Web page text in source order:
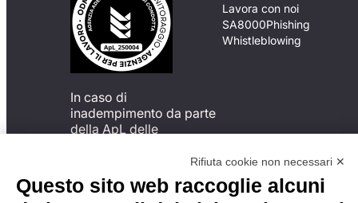
In caso di
inadempimento da parte
della ApL delle
del Codice di Condotta, è
possibile presentare un
reclamo
Lavora con noi
SA8000Phishing
Whistleblowing
Rifiuta cookie non necessari ✕
Questo sito web raccoglie alcuni